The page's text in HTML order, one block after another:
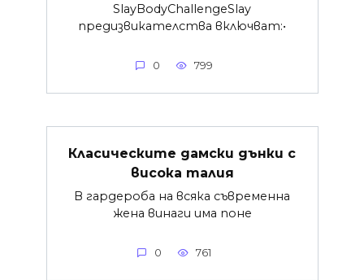
SlayBodyChallengeSlay
предизвикателства включват:•
0 799
Класическите дамски дънки с
висока талия
В гардероба на всяка съвременна
жена винаги има поне
0 761